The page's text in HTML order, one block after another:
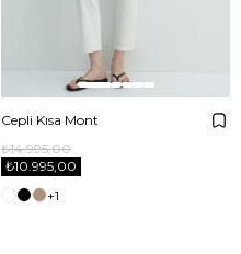
Cepli Kısa Mont
₺10.995,00
₺14.995,00
+1